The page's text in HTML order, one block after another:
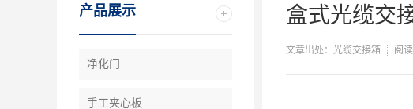
盒式光缆交
文章出处：光缆交接箱 阅
产品展示
净化门
手工夹心板